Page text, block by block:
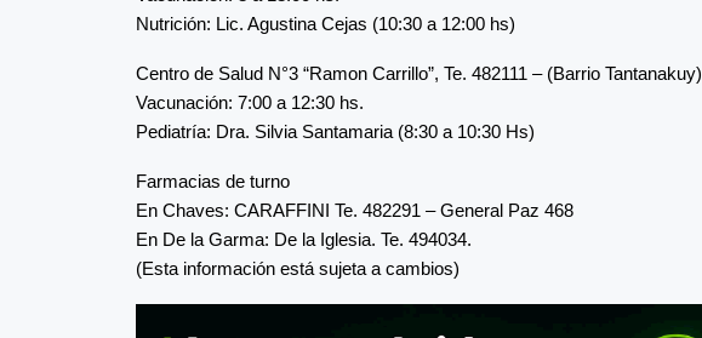
Nutrición: Lic. Agustina Cejas (10:30 a 12:00 hs)
Centro de Salud N°3 “Ramon Carrillo”, Te. 482111 – (Barrio Tantanakuy)
Vacunación: 7:00 a 12:30 hs.
Pediatría: Dra. Silvia Santamaria (8:30 a 10:30 Hs)
Farmacias de turno
En Chaves: CARAFFINI Te. 482291 – General Paz 468
En De la Garma: De la Iglesia. Te. 494034.
(Esta información está sujeta a cambios)